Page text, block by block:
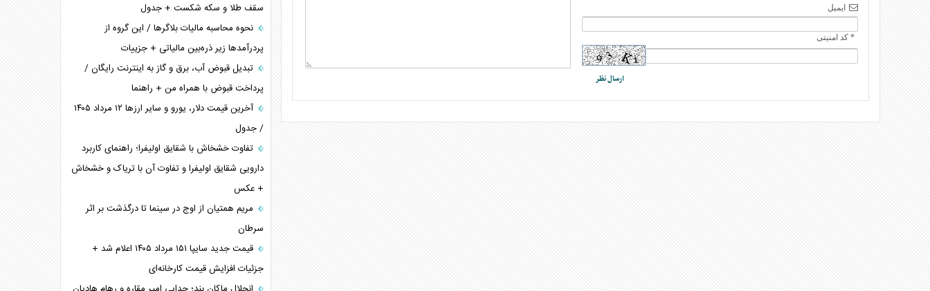
ایمیل
* کد امنیتی
سقف طلا و سکه شکست + جدول
نحوه محاسبه مالیات بلاگر‌ها / این گروه از
پردرآمد‌ها زیر ذره‌بین مالیاتی + جزییات
تبدیل قبوض آب، برق و گاز به اینترنت رایگان /
پرداخت قبوض با همراه من + راهنما
آخرین قیمت دلار، یورو و سایر ارز‌ها ۱۲ مرداد ۱۴۰۵
/ جدول
تفاوت خشخاش با شقایق اولیفرا؛ راهنمای کاربرد
دارویی شقایق اولیفرا و تفاوت آن با تریاک و خشخاش
+ عکس
مریم همتیان از اوج در سینما تا درگذشت بر اثر
سرطان
قیمت جدید سایپا ۱۵۱ مرداد ۱۴۰۵ اعلام شد +
جزئیات افزایش قیمت کارخانه‌ای